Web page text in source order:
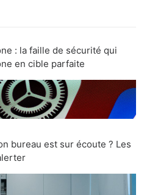
: la faille de sécurité qui
en cible parfaite
bureau est sur écoute ? Les